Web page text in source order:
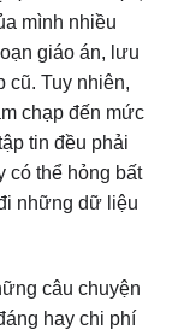
mình nhiều
giáo án, lưu
cũ. Tuy nhiên,
chạp đến mức
tin đều phải
có thể hỏng bất
những dữ liệu
câu chuyện
hay chi phí